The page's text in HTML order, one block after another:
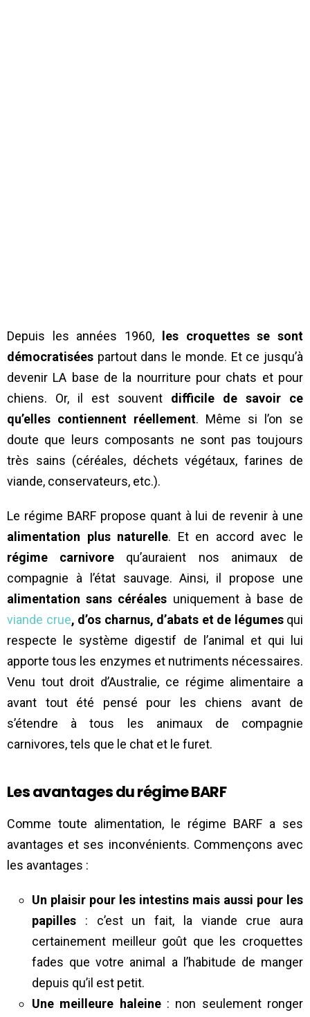
Depuis les années 1960,
les croquettes se sont
démocratisées partout dans le monde. Et ce jusqu’à
devenir LA base de la nourriture pour chats et pour
chiens. Or, il est souvent difficile de savoir ce
qu’elles contiennent réellement. Même si l’on se
doute que leurs composants ne sont pas toujours
très sains (céréales, déchets végétaux, farines de
viande, conservateurs, etc.).
Le régime BARF propose quant à lui de revenir à une
alimentation plus naturelle. Et en accord avec le
régime carnivore qu’auraient nos animaux de
compagnie à l’état sauvage. Ainsi, il propose une
alimentation sans céréales uniquement à base de
viande crue, d’os charnus, d’abats et de légumesqui
respecte le système digestif de l’animal et qui lui
apporte tous les enzymes et nutriments nécessaires.
Venu tout droit d’Australie, ce régime alimentaire a
avant tout été pensé pour les chiens avant de
s’étendre à tous les animaux de compagnie
carnivores, tels que le chat et le furet.
Les avantages du régime BARF
Comme toute alimentation, le régime BARF a ses
avantages et ses inconvénients. Commençons avec
les avantages :
Un plaisir pour les intestins mais aussi pour les
papilles : c’est un fait, la viande crue aura
certainement meilleur goût que les croquettes
fades que votre animal a l’habitude de manger
depuis qu’il est petit.
Une meilleure haleine: non seulement ronger